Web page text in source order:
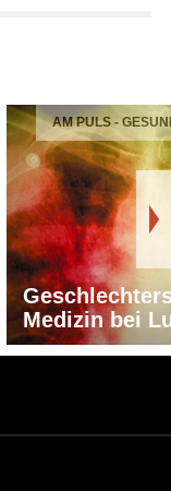
AM PULS -
Medizin bei